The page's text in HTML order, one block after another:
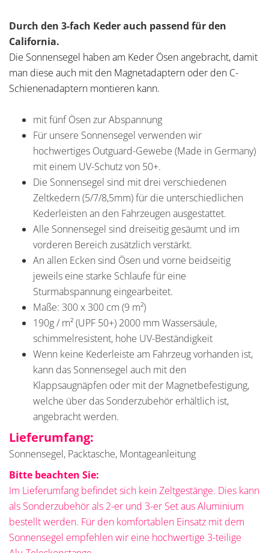
Durch den 3-fach Keder auch passend für den
California.
Die Sonnensegel haben am Keder Ösen angebracht, damit
man diese auch mit den Magnetadaptern oder den C-
Schienenadaptern montieren kann.
mit fünf Ösen zur Abspannung
Für unsere Sonnensegel verwenden wir
hochwertiges Outguard-Gewebe (Made in Germany)
mit einem UV-Schutz von 50+.
Die Sonnensegel sind mit drei verschiedenen
Zeltkedern (5/7/8,5mm) für die unterschiedlichen
Kederleisten an den Fahrzeugen ausgestattet.
Alle Sonnensegel sind dreiseitig gesäumt und im
vorderen Bereich zusätzlich verstärkt.
An allen Ecken sind Ösen und vorne beidseitig
jeweils eine starke Schlaufe für eine
Sturmabspannung eingearbeitet.
Maße: 300 x 300 cm (9 m²)
190g / m² (UPF 50+) 2000 mm Wassersäule,
schimmelresistent, hohe UV-Beständigkeit
Wenn keine Kederleiste am Fahrzeug vorhanden ist,
kann das Sonnensegel auch mit den
Klappsaugnäpfen oder mit der Magnetbefestigung,
welche über das Sonderzubehör erhältlich ist,
angebracht werden.
Lieferumfang:
Sonnensegel, Packtasche, Montageanleitung
Bitte beachten Sie:
Im Lieferumfang befindet sich kein Zeltgestänge. Dies kann
als Sonderzubehör als 2-er und 3-er Set aus Aluminium
bestellt werden. Für den komfortablen Einsatz mit dem
Sonnensegel empfehlen wir eine hochwertige 3-teilige